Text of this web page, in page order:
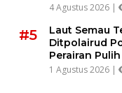
4 Agustus 2026 |
#5
Laut Semau
Ditpolairud
Perairan Pulih
1 Agustus 2026 |